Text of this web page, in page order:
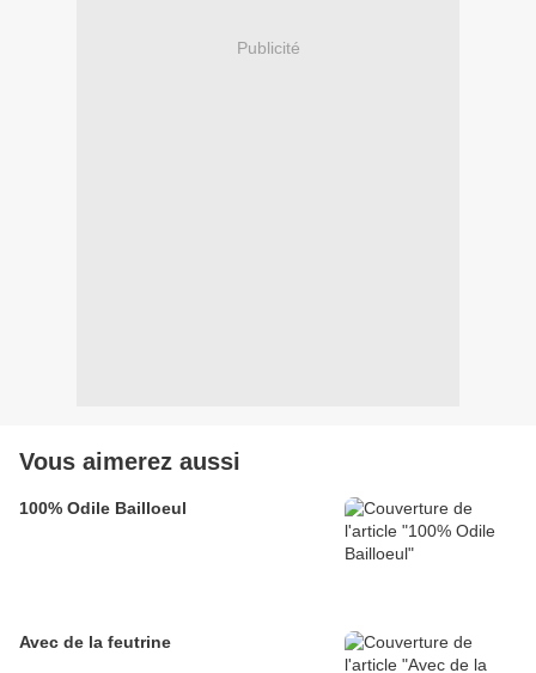
Publicité
Vous aimerez aussi
100% Odile Bailloeul
Avec de la feutrine